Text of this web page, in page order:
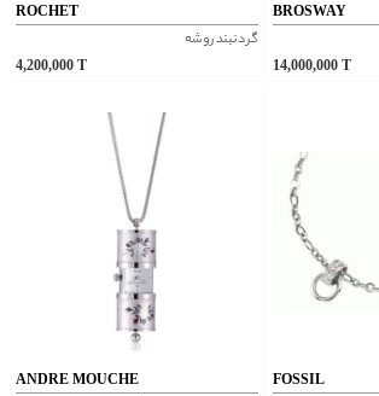
ROCHET
گردنبند روشه
4,200,000
BROSWAY
14,000,000
ANDRE MOUCHE FOSSIL